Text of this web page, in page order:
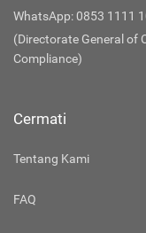
WhatsApp: 0853 1111
(Directorate General of
Compliance)
Cermati
Tentang Kami
FAQ